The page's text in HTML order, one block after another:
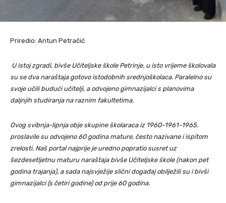
Priredio: Antun Petračić
U istoj zgradi, bivše Učiteljske škole Petrinje, u isto vrijeme školovala
su se dva naraštaja gotovo istodobnih srednjoškolaca. Paralelno su
svoje učili budući učitelji, a odvojeno gimnazijalci s planovima
daljnjih studiranja na raznim fakultetima.
Ovog svibnja-lipnja obje skupine školaraca iz 1960-1961-1965.
proslavile su odvojeno 60 godina mature, često nazivane i ispitom
zrelosti. Naš portal najprije je uredno popratio susret uz
šezdesetljetnu maturu naraštaja bivše Učiteljske škole (nakon pet
godina trajanja), a sada najsvježije slični događaj obilježili su i bivši
gimnazijalci (s četiri godine) od prije 60 godina.